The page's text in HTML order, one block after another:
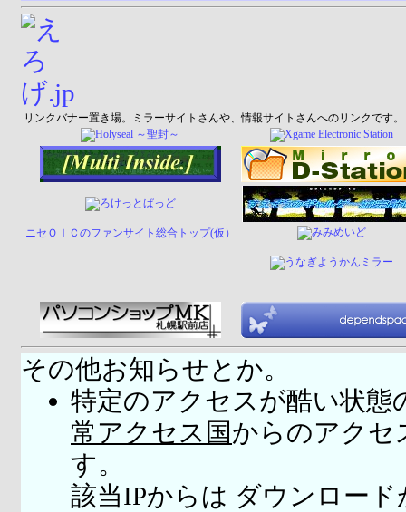
リンクバナー置き場。ミラーサイトさんや、情報サイトさんへのリンクです。
ニセＯＩＣのファンサイト総合トップ(仮）
その他お知らせとか。
特定のアクセスが酷い状態
常アクセス国からのアクセ
す。
該当IPからは ダウンロー